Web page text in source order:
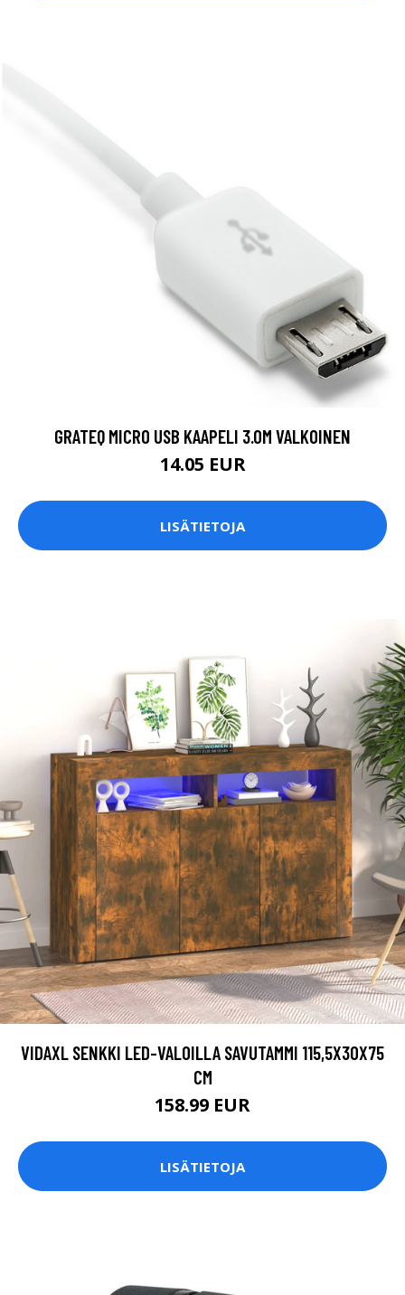
GRATEQ MICRO USB KAAPELI 3.0M VALKOINEN
14.05 EUR
LISÄTIETOJA
VIDAXL SENKKI LED-VALOILLA SAVUTAMMI 115,5X30X75
CM
158.99 EUR
LISÄTIETOJA